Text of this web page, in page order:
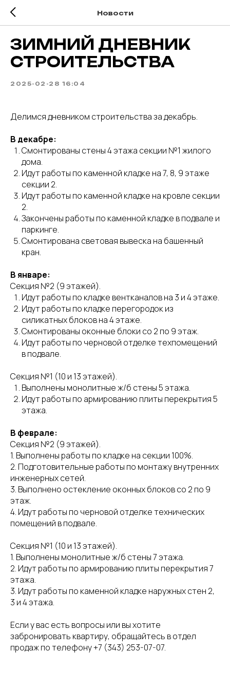
Новости
ЗИМНИЙ ДНЕВНИК
СТРОИТЕЛЬСТВА
2025-02-28 16:04
Делимся дневником строительства за декабрь.
В декабре:
Смонтированы стены 4 этажа секции №1 жилого
дома.
Идут работы по каменной кладке на 7, 8, 9 этаже
секции 2.
Идут работы по каменной кладке на кровле секции
2.
Закончены работы по каменной кладке в подвале и
паркинге.
Смонтирована световая вывеска на башенный
кран.
В январе:
Секция №2 (9 этажей).
Идут работы по кладке вентканалов на 3 и 4 этаже.
Идут работы по кладке перегородок из
силикатных блоков на 4 этаже.
Смонтированы оконные блоки со 2 по 9 этаж.
Идут работы по черновой отделке техпомещений
в подвале.
Секция №1 (10 и 13 этажей).
Выполнены монолитные ж/б стены 5 этажа.
Идут работы по армированию плиты перекрытия 5
этажа.
В феврале:
Секция №2 (9 этажей).
1. Выполнены работы по кладке на секции 100%.
2. Подготовительные работы по монтажу внутренних
инженерных сетей.
3. Выполнено остекление оконных блоков со 2 по 9
этаж.
4. Идут работы по черновой отделке технических
помещений в подвале.
Секция №1 (10 и 13 этажей).
1. Выполнены монолитные ж/б стены 7 этажа.
2. Идут работы по армированию плиты перекрытия 7
этажа.
3. Идут работы по каменной кладке наружных стен 2,
3 и 4 этажа.
Если у вас есть вопросы или вы хотите
забронировать квартиру, обращайтесь в отдел
продаж по телефону +7 (343) 253-07-07.